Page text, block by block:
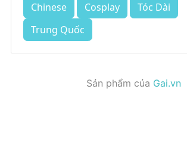
Chinese Cosplay
Tóc Dài
Trung Quốc
Sản phẩm của Gai.vn